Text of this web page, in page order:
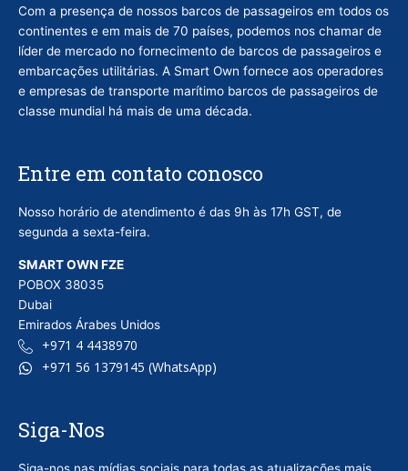
Com a presença de nossos barcos de passageiros em todos os
continentes e em mais de 70 países, podemos nos chamar de
líder de mercado no fornecimento de barcos de passageiros e
embarcações utilitárias. A Smart Own fornece aos operadores
e empresas de transporte marítimo barcos de passageiros de
classe mundial há mais de uma década.
Entre em contato conosco
Nosso horário de atendimento é das 9h às 17h GST, de
segunda a sexta-feira.
SMART OWN FZE
POBOX 38035
Dubai
Emirados Árabes Unidos
+971 4 4438970
+971 56 1379145 (WhatsApp)
Siga-Nos